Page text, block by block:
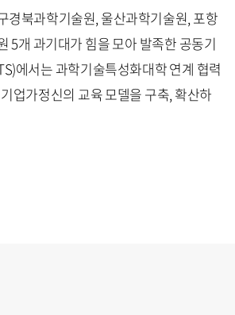
경북과학기술원, 울산과학기술원, 포항
5개 과기대가 힘을 모아 발족한 공동기
에서는 과학기술특성화대학 연계 협력
업가정신의 교육 모델을 구축, 확산하